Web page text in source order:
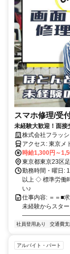
スマホ修理/受
未経験大歓迎！面接
募集】
株式会社フラッ
アクセス: 東京メトロ千代田線 北千住駅 徒歩2分 東武伊勢崎・大
師線 牛田駅 東
時給1,300円～
東京都東京23区
勤務時間・曜日:
以上 ◇ 標準労働
い♪
仕事内容: ＝＝■
未経験からスタ
社員登用あり 交通費
アルバイト・パート